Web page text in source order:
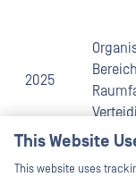
2025
This Website
This website uses